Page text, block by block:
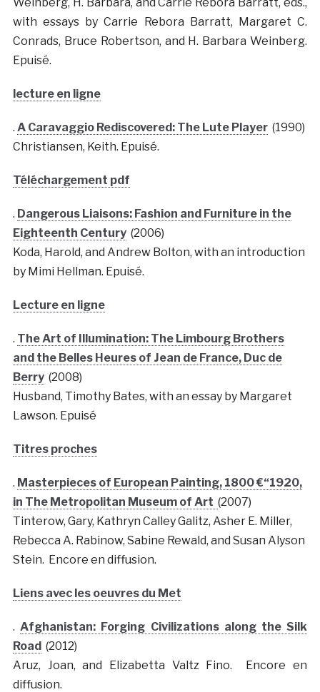
with essays by Carrie Rebora Barratt, Margaret C.
Conrads, Bruce Robertson, and H. Barbara Weinberg.
Epuisé.
lecture en ligne
. A Caravaggio Rediscovered: The Lute Player(1990)
Christiansen, Keith. Epuisé.
Téléchargement pdf
. Dangerous Liaisons: Fashion and Furniture in the
Eighteenth Century(2006)
Koda, Harold, and Andrew Bolton, with an introduction
by Mimi Hellman. Epuisé.
Lecture en ligne
. The Art of Illumination: The Limbourg Brothers
and the Belles Heures of Jean de France, Duc de
Berry(2008)
Husband, Timothy Bates, with an essay by Margaret
Lawson. Epuisé
Titres proches
. Masterpieces of European Painting, 1800 €“1920,
in The Metropolitan Museum of Art (2007)
Tinterow, Gary, Kathryn Calley Galitz, Asher E. Miller,
Rebecca A. Rabinow, Sabine Rewald, and Susan Alyson
Stein. Encore en diffusion.
Liens avec les oeuvres du Met
.Afghanistan: Forging Civilizations along the Silk
Road(2012)
Aruz, Joan, and Elizabetta Valtz Fino. Encore en
diffusion.